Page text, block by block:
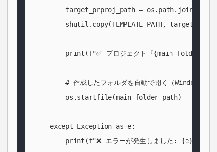
target_prproj_path =
shutil.copy(TEMPLATE_PATH,
print(f"✅ プロジェクト『
        # 作成したフォルダを自動で開く（Windows用）
        os.startfile(main_folder_path)
    except Exception as e:
        print(f"❌ エラーが発生しました: {e}")